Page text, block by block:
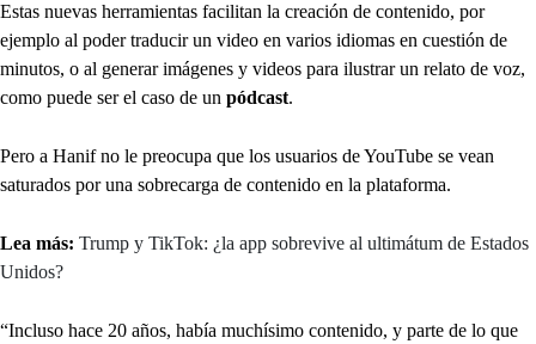
Estas nuevas herramientas facilitan la creación de contenido, por
ejemplo al poder traducir un video en varios idiomas en cuestión de
minutos, o al generar imágenes y videos para ilustrar un relato de voz,
como puede ser el caso de un pódcast.
Pero a Hanif no le preocupa que los usuarios de YouTube se vean
saturados por una sobrecarga de contenido en la plataforma.
Lea más: Trump y TikTok: ¿la app sobrevive al ultimátum de Estados
Unidos?
“Incluso hace 20 años, había muchísimo contenido, y parte de lo que